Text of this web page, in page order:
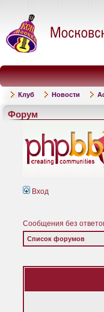
Клуб Новости
Форум
Вход
Сообщения без
Список форумов